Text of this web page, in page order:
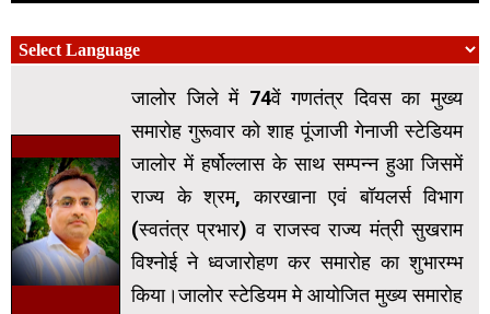
जालोर जिले में 74वें गणतंत्र दिवस का मुख्य
समारोह गुरूवार को शाह पूंजाजी गेनाजी स्टेडियम
जालोर में हर्षोल्लास के साथ सम्पन्न हुआ जिसमें
राज्य के श्रम, कारखाना एवं बॉयलर्स विभाग
(स्वतंत्र प्रभार) व राजस्व राज्य मंत्री सुखराम
विश्नोई ने ध्वजारोहण कर समारोह का शुभारम्भ
किया।जालोर स्टेडियम मे आयोजित मुख्य समारोह